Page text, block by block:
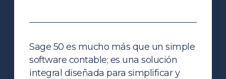
Sage 50 es mucho más que un simple
software contable; es una solución
integral diseñada para simplificar y